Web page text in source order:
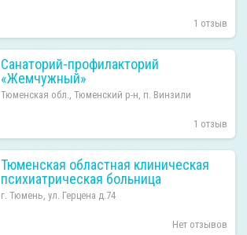
1 отзыв
Санаторий-профилакторий
«Жемчужный»
Тюменская обл., Тюменский р-н, п. Винзили
1 отзыв
Тюменская областная клиническая
психиатрическая больница
г. Тюмень, ул. Герцена д.74
Нет отзывов